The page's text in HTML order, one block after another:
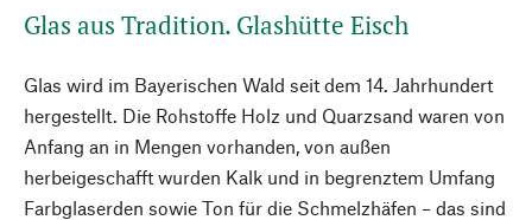
Glas aus Tradition. Glashütte Eisch
Glas wird im Bayerischen Wald seit dem 14. Jahrhundert
hergestellt. Die Rohstoffe Holz und Quarzsand waren von
Anfang an in Mengen vorhanden, von außen
herbeigeschafft wurden Kalk und in begrenztem Umfang
Farbglaserden sowie Ton für die Schmelzhäfen – das sind